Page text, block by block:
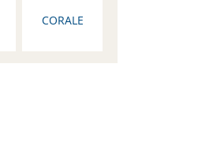
CORALE